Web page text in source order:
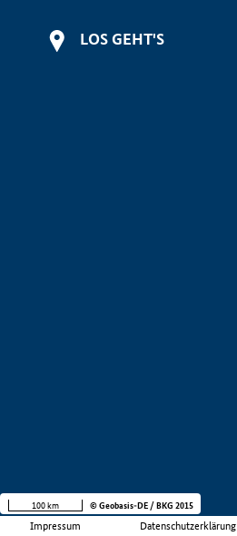
LOS GEHT'S
Impressum Datenschutzerklärung
100 km © Geobasis-DE / BKG 2015